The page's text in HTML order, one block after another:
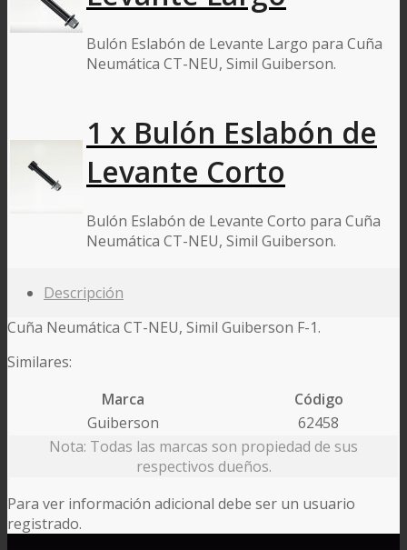
Bulón Eslabón de Levante Largo para Cuña
Neumática CT-NEU, Simil Guiberson.
1 x Bulón Eslabón de
Levante Corto
Bulón Eslabón de Levante Corto para Cuña
Neumática CT-NEU, Simil Guiberson.
Descripción
Cuña Neumática CT-NEU, Simil Guiberson F-1.
Similares:
Marca
Código
Guiberson
62458
Nota: Todas las marcas son propiedad de sus
respectivos dueños.
Para ver información adicional debe ser un usuario
registrado.